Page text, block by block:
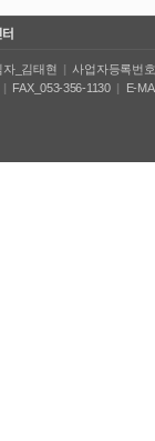
자_김태현 | 사업자등록번
| FAX_053-356-1130 |
E-